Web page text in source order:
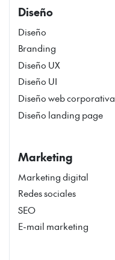
Diseño
Diseño
Branding
Diseño UX
Diseño UI
Diseño web corporativa
Diseño landing page
Marketing
Marketing digital
Redes sociales
SEO
E-mail marketing